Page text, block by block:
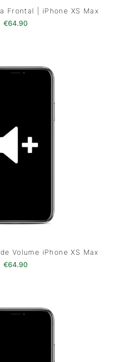
Frontal | iPhone XS Max
€64.90
Volume iPhone XS Max
€64.90